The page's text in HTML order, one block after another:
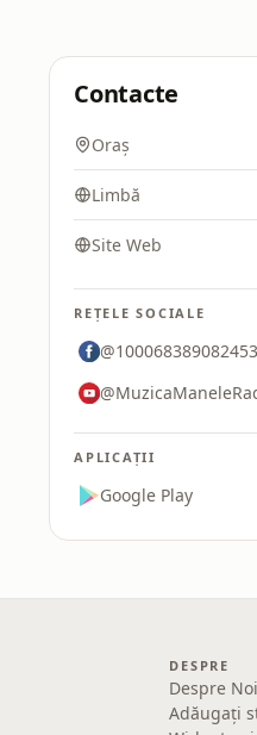
Contacte
Oraș
Limbă
Site Web
REȚELE SOCIALE
@100068389082453
APLICAȚII
Google Play
DESPRE
Despre Noi
Adăugați